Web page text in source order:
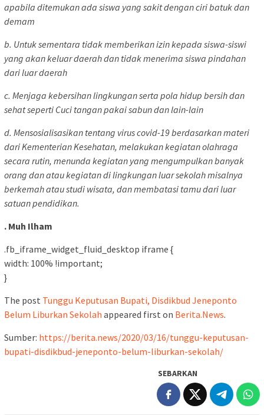
apabila ditemukan ada siswa yang sakit dengan ciri batuk dan
demam
b. Untuk sementara tidak memberikan izin kepada siswa-siswi
yang akan keluar daerah dan tidak menerima siswa pindahan
dari luar daerah
c. Menjaga kebersihan lingkungan serta pola hidup bersih dan
sehat seperti Cuci tangan pakai sabun dan lain-lain
d. Mensosialisasikan tentang virus covid-19 berdasarkan materi
dari Kementerian Kesehatan, melakukan kegiatan olahraga
secara rutin, menunda kegiatan yang mengumpulkan banyak
orang dan atau kegiatan di lingkungan luar sekolah misalnya
berkemah atau studi wisata, dan membatasi tamu dari luar
satuan pendidikan.
. Muh Ilham
.fb_iframe_widget_fluid_desktop iframe {
width: 100% !important;
}
The post Tunggu Keputusan Bupati, Disdikbud Jeneponto
Belum Liburkan Sekolah appeared first on Berita.News.
Sumber: https://berita.news/2020/03/16/tunggu-keputusan-
bupati-disdikbud-jeneponto-belum-liburkan-sekolah/
SEBARKAN